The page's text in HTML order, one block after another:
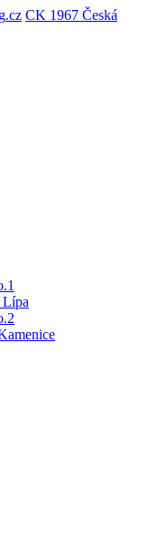
.cz CK 1967 Česká
Lípa